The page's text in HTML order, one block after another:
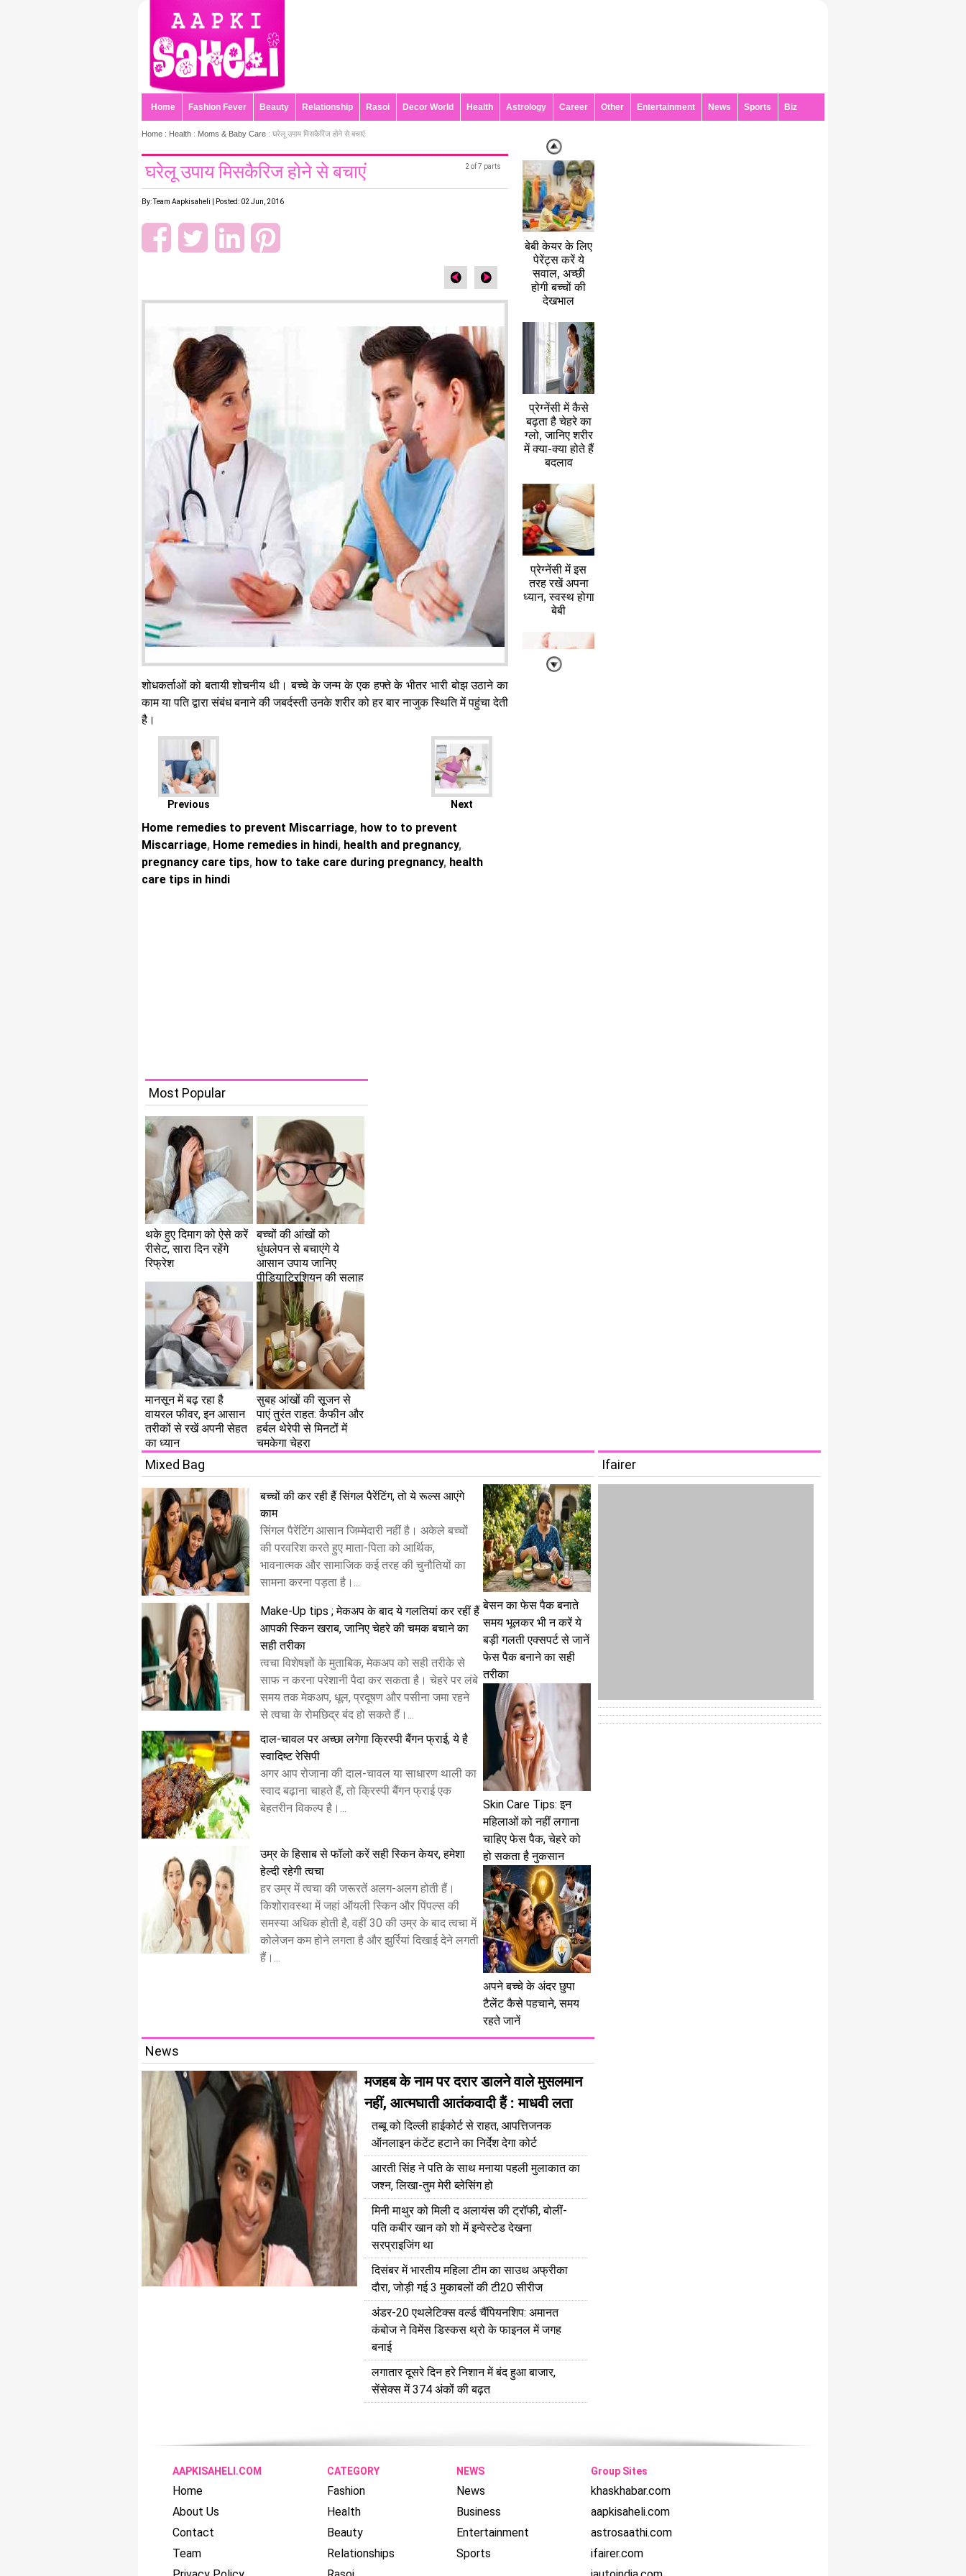
Home Fashion Fever Beauty Relationship Rasoi Decor World Health Astrology Career Other Entertainment News Sports Biz
Home : Health : Moms & Baby Care : घरेलू उपाय मिसकैरिज होने से बचाएं
2 of 7 parts
घरेलू उपाय मिसकैरिज होने से बचाएं
By: Team Aapkisaheli | Posted: 02 Jun, 2016
शोधकर्ताओं को बतायी शोचनीय थी। बच्चे के जन्म के एक हफ्ते के भीतर भारी बोझ उठाने का
काम या पति द्वारा संबंध बनाने की जबर्दस्ती उनके शरीर को हर बार नाजुक स्थिति में पहुंचा देती
है।
Previous Next
Home remedies to prevent Miscarriage, how to to prevent
Miscarriage, Home remedies in hindi, health and pregnancy,
pregnancy care tips, how to take care during pregnancy, health
care tips in hindi
बेबी केयर के लिए
पेरेंट्स करें ये
सवाल, अच्छी
होगी बच्चों की
देखभाल
प्रेग्नेंसी में कैसे
बढ़ता है चेहरे का
ग्लो, जानिए शरीर
में क्या-क्या होते हैं
बदलाव
प्रेग्नेंसी में इस
तरह रखें अपना
ध्यान, स्वस्थ होगा
बेबी
Most Popular
थके हुए दिमाग को ऐसे करें
रीसेट, सारा दिन रहेंगे
रिफ्रेश
बच्चों की आंखों को
धुंधलेपन से बचाएंगे ये
आसान उपाय जानिए
पीडियाट्रिशियन की सलाह
मानसून में बढ़ रहा है
वायरल फीवर, इन आसान
तरीकों से रखें अपनी सेहत
का ध्यान
सुबह आंखों की सूजन से
पाएं तुरंत राहत: कैफीन और
हर्बल थेरेपी से मिनटों में
चमकेगा चेहरा
Mixed Bag
बच्चों की कर रही हैं सिंगल पैरेंटिंग, तो ये रूल्स आएंगे
काम
सिंगल पैरेंटिंग आसान जिम्मेदारी नहीं है। अकेले बच्चों
की परवरिश करते हुए माता-पिता को आर्थिक,
भावनात्मक और सामाजिक कई तरह की चुनौतियों का
सामना करना पड़ता है।...
Make-Up tips ; मेकअप के बाद ये गलतियां कर रहीं हैं
आपकी स्किन खराब, जानिए चेहरे की चमक बचाने का
सही तरीका
त्वचा विशेषज्ञों के मुताबिक, मेकअप को सही तरीके से
साफ न करना परेशानी पैदा कर सकता है। चेहरे पर लंबे
समय तक मेकअप, धूल, प्रदूषण और पसीना जमा रहने
से त्वचा के रोमछिद्र बंद हो सकते हैं।...
दाल-चावल पर अच्छा लगेगा क्रिस्पी बैंगन फ्राई, ये है
स्वादिष्ट रेसिपी
अगर आप रोजाना की दाल-चावल या साधारण थाली का
स्वाद बढ़ाना चाहते हैं, तो क्रिस्पी बैंगन फ्राई एक
बेहतरीन विकल्प है।...
उम्र के हिसाब से फॉलो करें सही स्किन केयर, हमेशा
हेल्दी रहेगी त्वचा
हर उम्र में त्वचा की जरूरतें अलग-अलग होती हैं।
किशोरावस्था में जहां ऑयली स्किन और पिंपल्स की
समस्या अधिक होती है, वहीं 30 की उम्र के बाद त्वचा में
कोलेजन कम होने लगता है और झुर्रियां दिखाई देने लगती
हैं।...
बेसन का फेस पैक बनाते
समय भूलकर भी न करें ये
बड़ी गलती एक्सपर्ट से जानें
फेस पैक बनाने का सही
तरीका
Skin Care Tips: इन
महिलाओं को नहीं लगाना
चाहिए फेस पैक, चेहरे को
हो सकता है नुकसान
अपने बच्चे के अंदर छुपा
टैलेंट कैसे पहचाने, समय
रहते जानें
News
मजहब के नाम पर दरार डालने वाले मुसलमान
नहीं, आत्मघाती आतंकवादी हैं : माधवी लता
तब्बू को दिल्ली हाईकोर्ट से राहत, आपत्तिजनक
ऑनलाइन कंटेंट हटाने का निर्देश देगा कोर्ट
आरती सिंह ने पति के साथ मनाया पहली मुलाकात का
जश्न, लिखा-तुम मेरी ब्लेसिंग हो
मिनी माथुर को मिली द अलायंस की ट्रॉफी, बोलीं-
पति कबीर खान को शो में इन्वेस्टेड देखना
सरप्राइजिंग था
दिसंबर में भारतीय महिला टीम का साउथ अफ्रीका
दौरा, जोड़ी गई 3 मुकाबलों की टी20 सीरीज
अंडर-20 एथलेटिक्स वर्ल्ड चैंपियनशिप: अमानत
कंबोज ने विमेंस डिस्कस थ्रो के फाइनल में जगह
बनाई
लगातार दूसरे दिन हरे निशान में बंद हुआ बाजार,
सेंसेक्स में 374 अंकों की बढ़त
Ifairer
AAPKISAHELI.COM
Home
About Us
Contact
Team
CATEGORY
Fashion
Health
Beauty
Relationships
NEWS
News
Business
Entertainment
Sports
Group Sites
khaskhabar.com
aapkisaheli.com
astrosaathi.com
ifairer.com